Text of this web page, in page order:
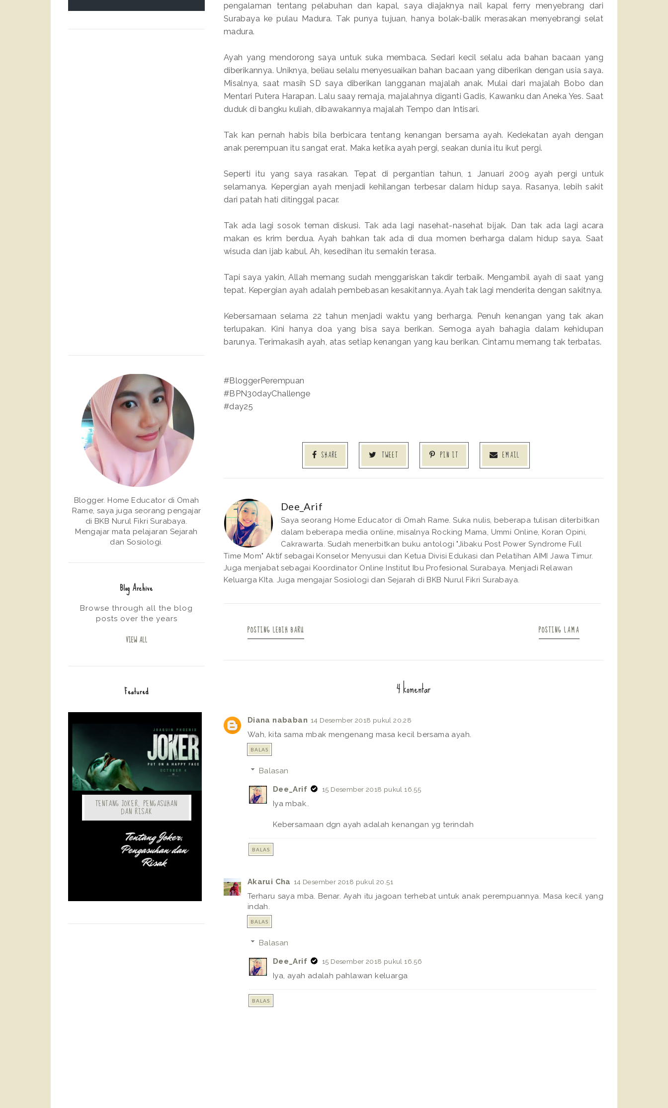
pengalaman tentang pelabuhan dan kapal, saya diajaknya nail kapal ferry menyebrang dari
Surabaya ke pulau Madura. Tak punya tujuan, hanya bolak-balik merasakan menyebrangi selat
madura.
Ayah yang mendorong saya untuk suka membaca. Sedari kecil selalu ada bahan bacaan yang
diberikannya. Uniknya, beliau selalu menyesuaikan bahan bacaan yang diberikan dengan usia saya.
Misalnya, saat masih SD saya diberikan langganan majalah anak. Mulai dari majalah Bobo dan
Mentari Putera Harapan. Lalu saay remaja, majalahnya diganti Gadis, Kawanku dan Aneka Yes. Saat
duduk di bangku kuliah, dibawakannya majalah Tempo dan Intisari.
Tak kan pernah habis bila berbicara tentang kenangan bersama ayah. Kedekatan ayah dengan
anak perempuan itu sangat erat. Maka ketika ayah pergi, seakan dunia itu ikut pergi.
Seperti itu yang saya rasakan. Tepat di pergantian tahun, 1 Januari 2009 ayah pergi untuk
selamanya. Kepergian ayah menjadi kehilangan terbesar dalam hidup saya. Rasanya, lebih sakit
dari patah hati ditinggal pacar.
Tak ada lagi sosok teman diskusi. Tak ada lagi nasehat-nasehat bijak. Dan tak ada lagi acara
makan es krim berdua. Ayah bahkan tak ada di dua momen berharga dalam hidup saya. Saat
wisuda dan ijab kabul. Ah, kesedihan itu semakin terasa.
Tapi saya yakin, Allah memang sudah menggariskan takdir terbaik. Mengambil ayah di saat yang
tepat. Kepergian ayah adalah pembebasan kesakitannya. Ayah tak lagi menderita dengan sakitnya.
Kebersamaan selama 22 tahun menjadi waktu yang berharga. Penuh kenangan yang tak akan
terlupakan. Kini hanya doa yang bisa saya berikan. Semoga ayah bahagia dalam kehidupan
barunya. Terimakasih ayah, atas setiap kenangan yang kau berikan. Cintamu memang tak terbatas.
#BloggerPerempuan
#BPN30dayChallenge
#day25
SHARE TWEET PIN IT EMAIL
Dee_Arif
Saya seorang Home Educator di Omah Rame. Suka nulis, beberapa tulisan diterbitkan
dalam beberapa media online, misalnya Rocking Mama, Ummi Online, Koran Opini,
Cakrawarta. Sudah menerbitkan buku antologi "Jibaku Post Power Syndrome Full
Time Mom" Aktif sebagai Konselor Menyusui dan Ketua Divisi Edukasi dan Pelatihan AIMI Jawa Timur.
Juga menjabat sebagai Koordinator Online Institut Ibu Profesional Surabaya. Menjadi Relawan
Keluarga KIta. Juga mengajar Sosiologi dan Sejarah di BKB Nurul Fikri Surabaya.
POSTING LEBIH BARU POSTING LAMA
4 komentar
Diana nababan 14 Desember 2018 pukul 20.28
Wah, kita sama mbak mengenang masa kecil bersama ayah.
BALAS
Balasan
Dee_Arif 15 Desember 2018 pukul 16.55
Iya mbak..
Kebersamaan dgn ayah adalah kenangan yg terindah
BALAS
Akarui Cha 14 Desember 2018 pukul 20.51
Terharu saya mba. Benar. Ayah itu jagoan terhebat untuk anak perempuannya. Masa kecil yang
indah.
BALAS
Balasan
Dee_Arif 15 Desember 2018 pukul 16.56
Iya, ayah adalah pahlawan keluarga
BALAS
Blogger. Home Educator di Omah
Rame, saya juga seorang pengajar
di BKB Nurul Fikri Surabaya.
Mengajar mata pelajaran Sejarah
dan Sosiologi.
Blog Archive
Browse through all the blog
posts over the years
VIEW ALL
Featured
TENTANG JOKER, PENGASUHAN
DAN RISAK